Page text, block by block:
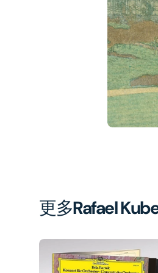
更多Rafael